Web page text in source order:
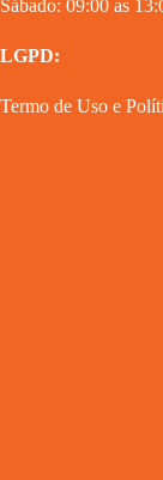
Sábado: 09:00 as
LGPD:
Termo de Uso e